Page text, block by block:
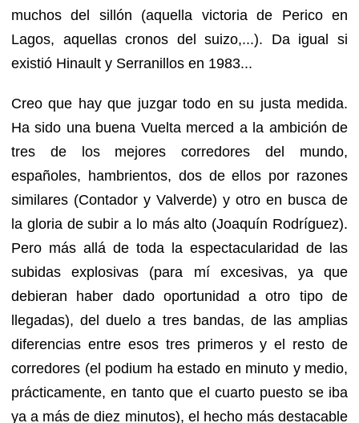
muchos del sillón (aquella victoria de Perico en
Lagos, aquellas cronos del suizo,...). Da igual si
existió Hinault y Serranillos en 1983...
Creo que hay que juzgar todo en su justa medida.
Ha sido una buena Vuelta merced a la ambición de
tres de los mejores corredores del mundo,
españoles, hambrientos, dos de ellos por razones
similares (Contador y Valverde) y otro en busca de
la gloria de subir a lo más alto (Joaquín Rodríguez).
Pero más allá de toda la espectacularidad de las
subidas explosivas (para mí excesivas, ya que
debieran haber dado oportunidad a otro tipo de
llegadas), del duelo a tres bandas, de las amplias
diferencias entre esos tres primeros y el resto de
corredores (el podium ha estado en minuto y medio,
prácticamente, en tanto que el cuarto puesto se iba
ya a más de diez minutos), el hecho más destacable